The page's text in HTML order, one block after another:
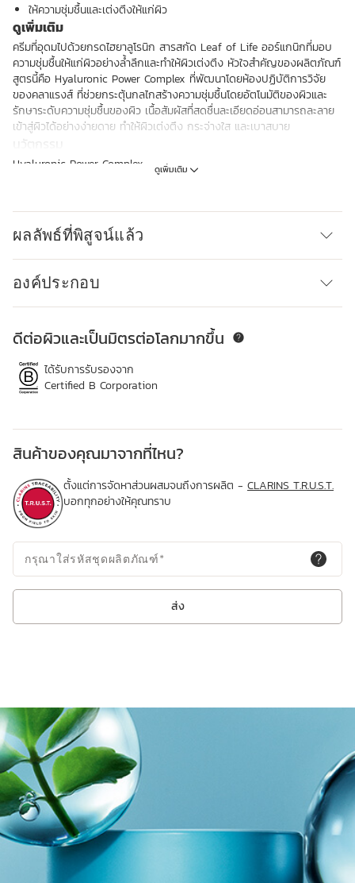
ดูเพิ่มเติม
ให้ความชุ่มชื้นและเต่งตึงให้แก่ผิว
ดูเพิ่มเติม
ครีมที่อุดมไปด้วยกรดไฮยาลูโรนิก สารสกัด Leaf of Life ออร์แกนิกที่มอบ
ความชุ่มชื้นให้แก่ผิวอย่างล้ำลึกและทำให้ผิวเต่งตึง หัวใจสำคัญของผลิตภัณฑ์
สูตรนี้คือ Hyaluronic Power Complex ที่พัฒนาโดยห้องปฏิบัติการวิจัย
ของคลาแรงส์ ที่ช่วยกระตุ้นกลไกสร้างความชุ่มชื้นโดยอัตโนมัติของผิวและ
รักษาระดับความชุ่มชื้นของผิว เนื้อสัมผัสที่สดชื่นละเอียดอ่อนสามารถละลาย
เข้าสู่ผิวได้อย่างง่ายดาย ทำให้ผิวเต่งตึง กระจ่างใส และเบาสบาย
Hyaluronic Power Complex
เพื่อสามประสิทธิภาพที่ทำให้ผิวนุ่มชุ่มชื้นและเต่งตึง ห้องปฏิบัติการวิจัยของ
กับสารสกัด Leaf of Life ออร์แกนิกเป็นครั้งแรก
Clarins Plus
ทำให้ผิวเต่งตึงใน 60 วินาที**การทดสอบในผู้บริโภค ผู้หญิงจำนวน 107 ราย
หลังการใช้เป็นเวลา 60 วินาที
ผลลัพธ์ที่พิสูจน์แล้ว
องค์ประกอบ
ข้ามไปยังเนื้อหา
ดีต่อผิวและเป็นมิตรต่อโลกมากขึ้น
ได้รับการรับรองจาก
Certified B Corporation
สินค้าของคุณมาจากที่ไหน?
ตั้งแต่การจัดหาส่วนผสมจนถึงการผลิต - CLARINS T.R.U.S.T.
บอกทุกอย่างให้คุณทราบ
กรุณาใส่รหัสชุดผลิตภัณฑ์*
ส่ง